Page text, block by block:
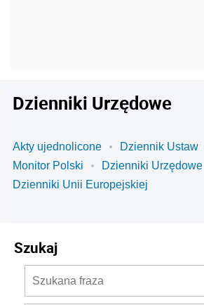
Dzienniki Urzędowe
Akty ujednolicone
Dziennik Ustaw
Monitor Polski
Dzienniki Urzędowe
Dzienniki Unii Europejskiej
Szukaj